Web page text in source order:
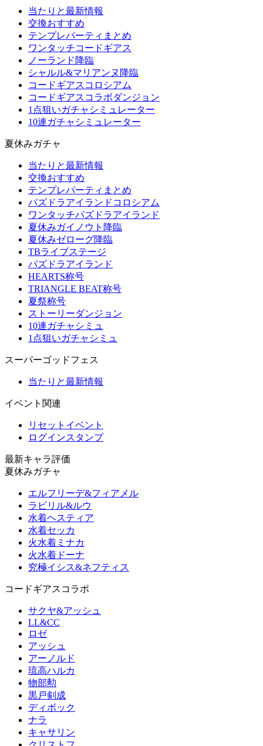
当たりと最新情報
交換おすすめ
テンプレパーティまとめ
ワンタッチコードギアス
ノーランド降臨
シャルル&マリアンヌ降臨
コードギアスコロシアム
コードギアスコラボダンジョン
1点狙いガチャシミュレーター
10連ガチャシミュレーター
夏休みガチャ
当たりと最新情報
交換おすすめ
テンプレパーティまとめ
パズドラアイランドコロシアム
ワンタッチパズドラアイランド
夏休みガイノウト降臨
夏休みゼローグ降臨
TBライブステージ
パズドラアイランド
HEARTS称号
TRIANGLE BEAT称号
夏祭称号
ストーリーダンジョン
10連ガチャシミュ
1点狙いガチャシミュ
スーパーゴッドフェス
当たりと最新情報
イベント関連
リセットイベント
ログインスタンプ
最新キャラ評価
夏休みガチャ
エルフリーデ&フィアメル
ラビリル&ルウ
水着ヘスティア
水着セッカ
火水着ミナカ
火水着ドーナ
究極イシス&ネフティス
コードギアスコラボ
サクヤ&アッシュ
LL&CC
ロゼ
アッシュ
アーノルド
琉高ハルカ
物部勲
黒戸剣成
ディボック
ナラ
キャサリン